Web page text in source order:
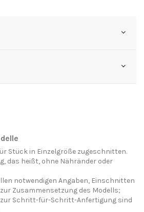
Stück in Einzelgröße zugeschnitten.
das heißt, ohne Nähränder oder
notwendigen Angaben, Einschnitten
Zusammensetzung des Modells;
zur Schritt-für-Schritt-Anfertigung sind